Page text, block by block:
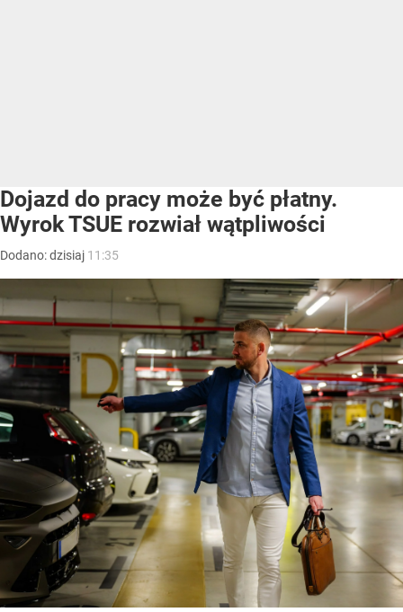
Dojazd do pracy może być płatny.
Wyrok TSUE rozwiał wątpliwości
Dodano:dzisiaj 11:35